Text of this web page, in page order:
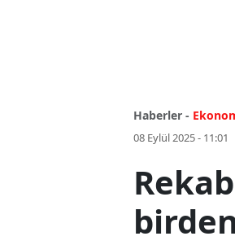
Haberler -
08 Eylül 2025 - 11:01